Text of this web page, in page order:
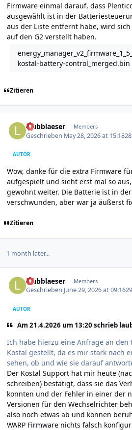
Firmware einmal darauf, dass
ausgewählt ist in der
aus der Liste entfernt habe, wird
auf den G2 verstellt haben.
kostal-battery-control_merged.bin
Zitieren
laubblaeser Members
Geschrieben May 28, 2026 at 15:18
AUTOR
Wow, danke für die extra Firmware
aufgespielt und sieht erst mal so
gewohnt weiter. Die Batterie ist in
verschwunden, aber war ja äußerst
Zitieren
1 month later...
laubblaeser Members
Geschrieben June 29, 2026 at 09:16
AUTOR
Am 21.4.2026 um 13:20 schrieb
Ich habe hierzu eine Anfrage an den
Kostal gestellt, da es mir stark nach
sehen, ob und wie sie darauf
Der Kostal Support hat mir heute
schreiben) bestätigt, dass sie das
konnten und der Fehler in einer der
Versionen für den Wechselrichter
also noch etwas ab und können
WARP Firmware nichts falsch